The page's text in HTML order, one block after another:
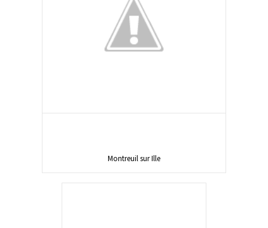
Montreuil sur Ille